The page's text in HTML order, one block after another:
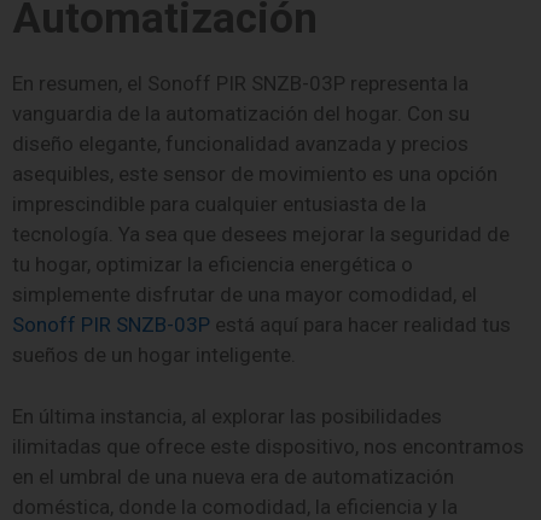
Automatización
En resumen, el Sonoff PIR SNZB-03P representa la
vanguardia de la automatización del hogar. Con su
diseño elegante, funcionalidad avanzada y precios
asequibles, este sensor de movimiento es una opción
imprescindible para cualquier entusiasta de la
tecnología. Ya sea que desees mejorar la seguridad de
tu hogar, optimizar la eficiencia energética o
simplemente disfrutar de una mayor comodidad, el
Sonoff PIR SNZB-03P está aquí para hacer realidad tus
sueños de un hogar inteligente.
En última instancia, al explorar las posibilidades
ilimitadas que ofrece este dispositivo, nos encontramos
en el umbral de una nueva era de automatización
doméstica, donde la comodidad, la eficiencia y la